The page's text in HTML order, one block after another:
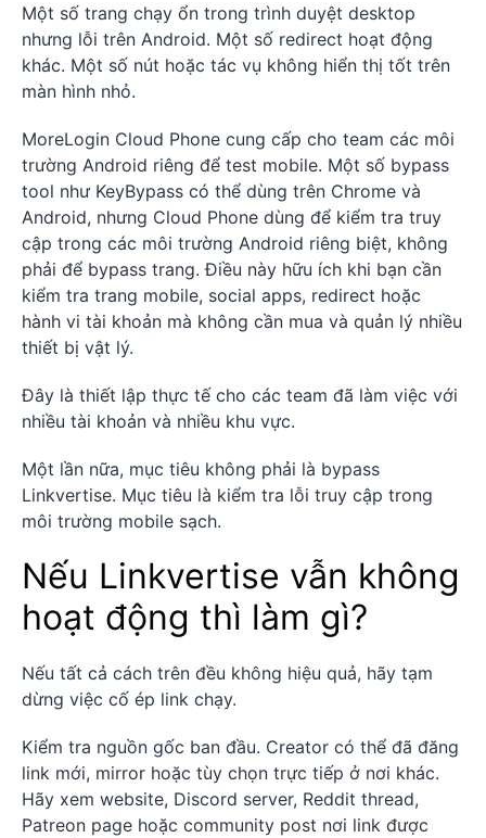
Một số trang chạy ổn trong trình duyệt desktop
nhưng lỗi trên Android. Một số redirect hoạt động
khác. Một số nút hoặc tác vụ không hiển thị tốt trên
màn hình nhỏ.
MoreLogin Cloud Phone cung cấp cho team các môi
trường Android riêng để test mobile. Một số bypass
tool như KeyBypass có thể dùng trên Chrome và
Android, nhưng Cloud Phone dùng để kiểm tra truy
cập trong các môi trường Android riêng biệt, không
phải để bypass trang. Điều này hữu ích khi bạn cần
kiểm tra trang mobile, social apps, redirect hoặc
hành vi tài khoản mà không cần mua và quản lý nhiều
thiết bị vật lý.
Đây là thiết lập thực tế cho các team đã làm việc với
nhiều tài khoản và nhiều khu vực.
Một lần nữa, mục tiêu không phải là bypass
Linkvertise. Mục tiêu là kiểm tra lỗi truy cập trong
môi trường mobile sạch.
Nếu Linkvertise vẫn không
hoạt động thì làm gì?
Nếu tất cả cách trên đều không hiệu quả, hãy tạm
dừng việc cố ép link chạy.
Kiểm tra nguồn gốc ban đầu. Creator có thể đã đăng
link mới, mirror hoặc tùy chọn trực tiếp ở nơi khác.
Hãy xem website, Discord server, Reddit thread,
Patreon page hoặc community post nơi link được